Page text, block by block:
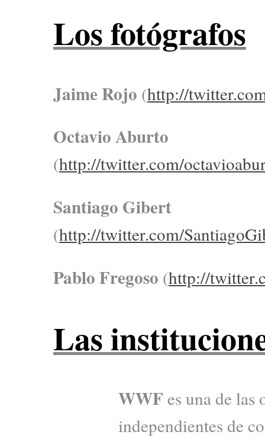
Los fotógrafos
Jaime Rojo (http://
Octavio Aburto
(http://twitter.com/
Santiago Gibert
(http://twitter.com/
Pablo Fregoso (http://
Las
WWF es una de las
independientes de